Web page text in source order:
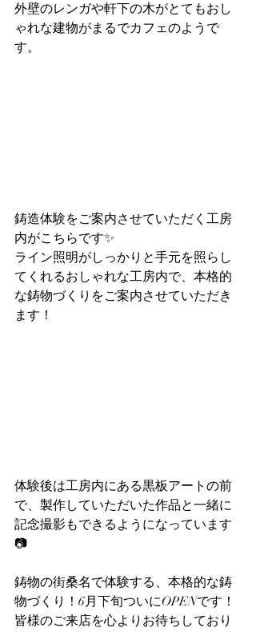
外壁のレンガや軒下の木がとてもおし
ゃれな建物がまるでカフェのようで
す。
鋳造体験をご案内させていただく工房
内がこちらです✨
ライン照明がしっかりと手元を照らし
てくれるおしゃれな工房内で、本格的
な鋳物づくりをご案内させていただき
ます！
体験後は工房内にある黒板アートの前
で、製作していただいた作品と一緒に
記念撮影もできるようになっています
📷
鋳物の街桑名で体験する、本格的な鋳
物づくり！6月下旬ついにOPENです！
皆様のご来店を心よりお待ちしており